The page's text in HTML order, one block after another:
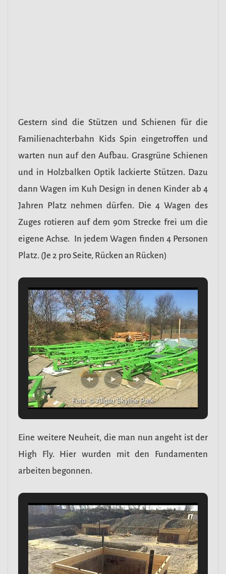
Gestern sind die Stützen und Schienen für die
Familienachterbahn Kids Spin eingetroffen und
warten nun auf den Aufbau. Grasgrüne Schienen
und in Holzbalken Optik lackierte Stützen. Dazu
dann Wagen im Kuh Design in denen Kinder ab 4
Jahren Platz nehmen dürfen. Die 4 Wagen des
Zuges rotieren auf dem 90m Strecke frei um die
eigene Achse. In jedem Wagen finden 4 Personen
Platz. (Je 2 pro Seite, Rücken an Rücken)
Foto: © Allgäu Skyline Park
Eine weitere Neuheit, die man nun angeht ist der
High Fly. Hier wurden mit den Fundamenten
arbeiten begonnen.